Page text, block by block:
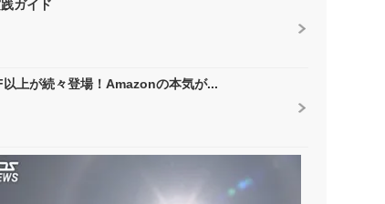
ガイド
以上が続々登場！Amazonの本気が...